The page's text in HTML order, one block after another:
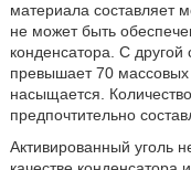
материала составляет
не может быть
конденсатора. С другой
превышает 70
насыщается.
предпочтительно
Активированный уголь